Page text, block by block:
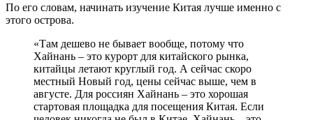
По его словам, начинать изучение Китая лучше именно с
этого острова.
«Там дешево не бывает вообще, потому что
Хайнань – это курорт для китайского рынка,
китайцы летают круглый год. А сейчас скоро
местный Новый год, цены сейчас выше, чем в
августе. Для россиян Хайнань – это хорошая
стартовая площадка для посещения Китая. Если